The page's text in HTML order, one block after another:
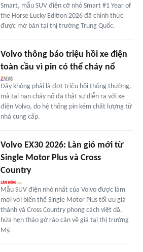
Smart, mẫu SUV điện cỡ nhỏ Smart #1 Year of
the Horse Lucky Edition 2026 đã chính thức
được mở bán tại thị trường Trung Quốc.
Volvo thông báo triệu hồi xe điện
toàn cầu vì pin có thể cháy nổ
Đây không phải là đợt triệu hồi thông thường,
mà tai nạn cháy nổ đã thật sự diễn ra với xe
điện Volvo, do hệ thống pin kém chất lượng từ
nhà cung cấp.
Volvo EX30 2026: Làn gió mới từ
Single Motor Plus và Cross
Country
Mẫu SUV điện nhỏ nhất của Volvo được làm
mới với biến thể Single Motor Plus tối ưu giá
thành và Cross Country phong cách việt dã,
hứa hẹn tháo gỡ rào cản về giá tại thị trường
Mỹ.